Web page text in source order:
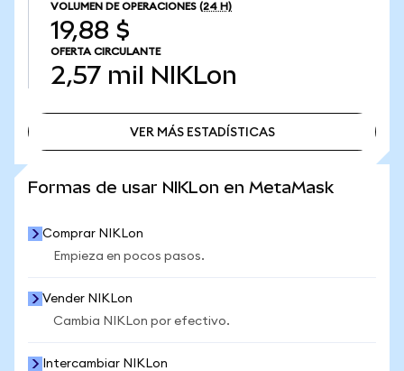
VOLUMEN DE OPERACIONES (24 H)
19,88 $
OFERTA CIRCULANTE
2,57 mil NIKLon
VER MÁS ESTADÍSTICAS
Formas de usar NIKLon en MetaMask
Comprar NIKLon
Empieza en pocos pasos.
Vender NIKLon
Cambia NIKLon por efectivo.
Intercambiar NIKLon